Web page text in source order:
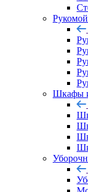
Шкафы